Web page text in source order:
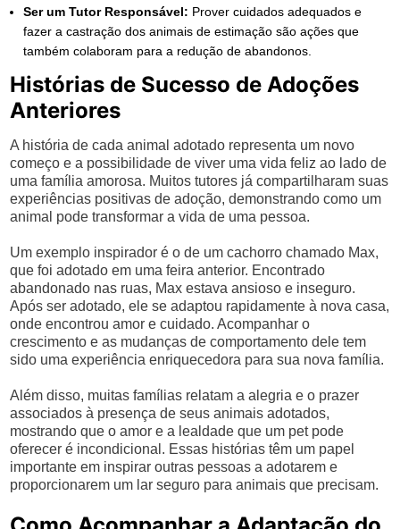
Ser um Tutor Responsável: Prover cuidados adequados e
fazer a castração dos animais de estimação são ações que
também colaboram para a redução de abandonos.
Histórias de Sucesso de Adoções
Anteriores
A história de cada animal adotado representa um novo
começo e a possibilidade de viver uma vida feliz ao lado de
uma família amorosa. Muitos tutores já compartilharam suas
experiências positivas de adoção, demonstrando como um
animal pode transformar a vida de uma pessoa.
Um exemplo inspirador é o de um cachorro chamado Max,
que foi adotado em uma feira anterior. Encontrado
abandonado nas ruas, Max estava ansioso e inseguro.
Após ser adotado, ele se adaptou rapidamente à nova casa,
onde encontrou amor e cuidado. Acompanhar o
crescimento e as mudanças de comportamento dele tem
sido uma experiência enriquecedora para sua nova família.
Além disso, muitas famílias relatam a alegria e o prazer
associados à presença de seus animais adotados,
mostrando que o amor e a lealdade que um pet pode
oferecer é incondicional. Essas histórias têm um papel
importante em inspirar outras pessoas a adotarem e
proporcionarem um lar seguro para animais que precisam.